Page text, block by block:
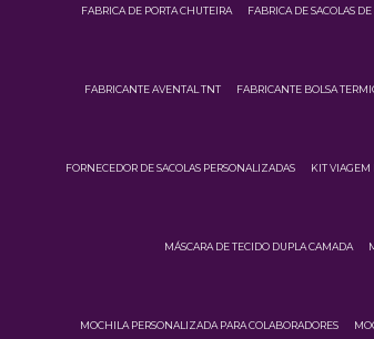
FABRICA DE PORTA CHUTEIRA FABRICA DE SACOLAS
FABRICANTE AVENTAL TNT FABRICANTE BOLSA
FORNECEDOR DE SACOLAS PERSONALIZADAS KIT VIAGEM
MÁSCARA DE TECIDO DUPLA CAMADA
MOCHILA PERSONALIZADA PARA COLABORADORES